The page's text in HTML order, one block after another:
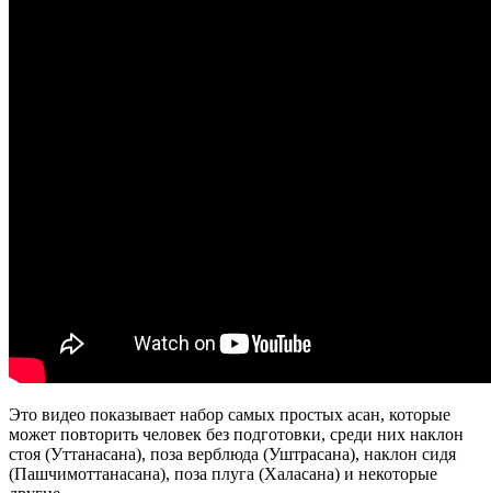
Это видео показывает набор самых простых асан, которые
может повторить человек без подготовки, среди них наклон
стоя (Уттанасана), поза верблюда (Уштрасана), наклон сидя
(Пашчимоттанасана), поза плуга (Халасана) и некоторые